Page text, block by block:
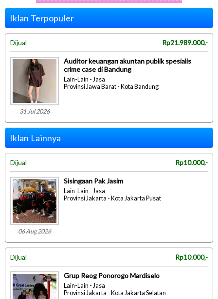
Iklan Terpopuler
Dijual Rp21.989.000,-
31 Jul 2026
Auditor keuangan akuntan publik spesialis
crime case di Bandung
Lain-Lain - Jasa
Provinsi Jawa Barat - Kota Bandung
Iklan Lainnya
Dijual Rp10.000,-
06 Aug 2026
Sisingaan Pak Jasim
Lain-Lain - Jasa
Provinsi Jakarta - Kota Jakarta Pusat
Dijual Rp10.000,-
Grup Reog Ponorogo Mardiselo
Lain-Lain - Jasa
Provinsi Jakarta - Kota Jakarta Selatan